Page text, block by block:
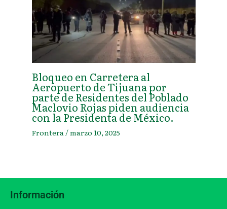
Bloqueo en Carretera al
Aeropuerto de Tijuana por
parte de Residentes del Poblado
Maclovio Rojas piden audiencia
con la Presidenta de México.
Frontera/marzo 10, 2025
Información